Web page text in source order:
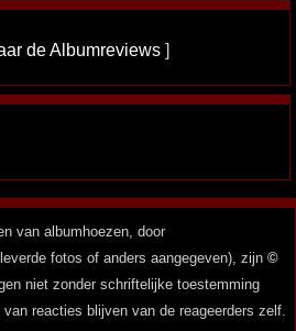
de Albumreviews ]
van albumhoezen, door
fotos of anders aangegeven), zijn ©
niet zonder schriftelijke toestemming
reacties blijven van de reageerders zelf.